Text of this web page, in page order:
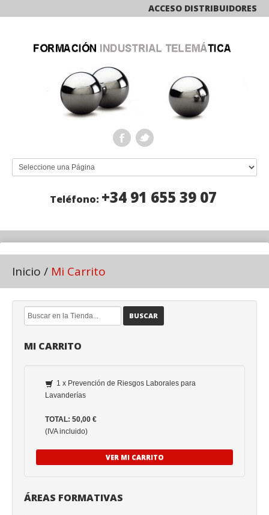
ACCESO DISTRIBUIDORES
Teléfono: +34 91 655 39 07
Inicio / Mi Carrito
BUSCAR
MI CARRITO
1 x Prevención de Riesgos Laborales para
Lavanderías
TOTAL: 50,00 €
(IVA incluido)
VER MI CARRITO
ÁREAS FORMATIVAS